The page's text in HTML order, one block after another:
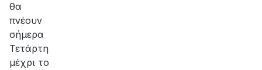
θα
πνέουν
σήμερα
Τετάρτη
μέχρι το